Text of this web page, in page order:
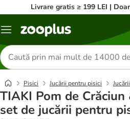
Livrare gratis ≥ 199 LEI |
Categorii
Căutare
produse
Pisici Jucării pentru pisici
TIAKI Pom de
set de jucării pentru